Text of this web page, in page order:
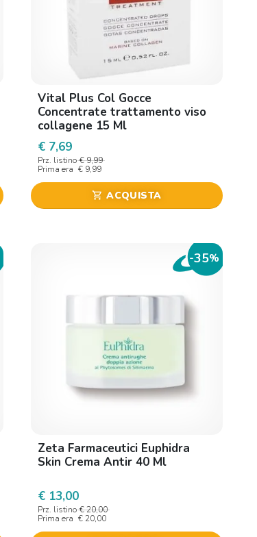
Vital Plus Col Gocce
Concentrate trattamento viso
collagene 15 Ml
€ 7,69
Prz. listino € 9,99
Prima era € 9,99
shopping_cart ACQUISTA
-35%
Zeta Farmaceutici Euphidra
Skin Crema Antir 40 Ml
€ 13,00
Prz. listino € 20,00
Prima era € 20,00